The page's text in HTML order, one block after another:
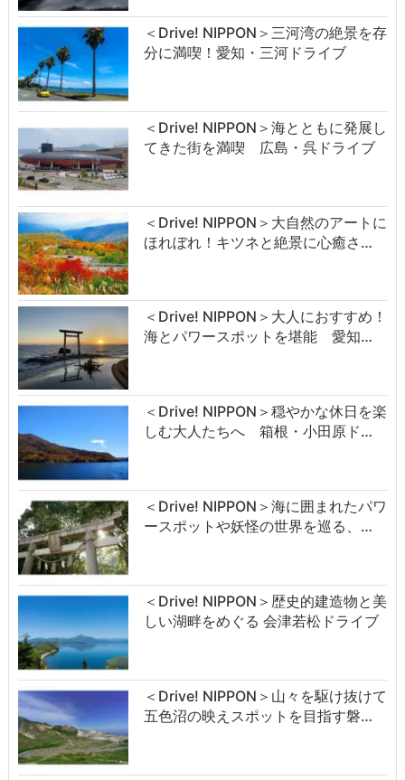
＜Drive! NIPPON＞三河湾の絶景を存
分に満喫！愛知・三河ドライブ
＜Drive! NIPPON＞海とともに発展し
てきた街を満喫 広島・呉ドライブ
＜Drive! NIPPON＞大自然のアートに
ほれぼれ！キツネと絶景に心癒さ…
＜Drive! NIPPON＞大人におすすめ！
海とパワースポットを堪能 愛知…
＜Drive! NIPPON＞穏やかな休日を楽
しむ大人たちへ 箱根・小田原ド…
＜Drive! NIPPON＞海に囲まれたパワ
ースポットや妖怪の世界を巡る、…
＜Drive! NIPPON＞歴史的建造物と美
しい湖畔をめぐる 会津若松ドライブ
＜Drive! NIPPON＞山々を駆け抜けて
五色沼の映えスポットを目指す磐…